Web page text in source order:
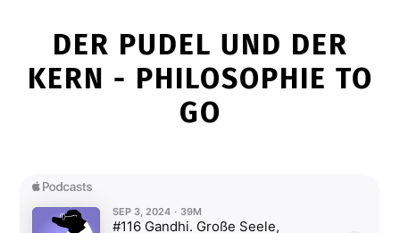
DER PUDEL UND DER
KERN - PHILOSOPHIE TO
GO